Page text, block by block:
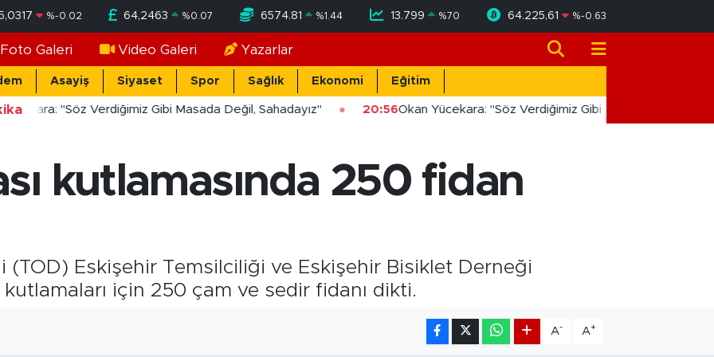
%-0.02 64,2463 %0.07 6574.81 %1.44 13.799 %70 64.225,61 %-0.63
Foto Galeri Video Galeri Yazarlar
Asayiş Siyaset Spor Sağlık Ekonomi Eğitim
"Söz Verdiğimiz Gibi Masada Değil, Sahadayız" 20:56Okan Yücekara: "Söz Verdiğimiz Gibi Masada Değil,
kutlamasında 250 fidan
(TOD) Eskişehir Temsilciliği ve Eskişehir Bisiklet Derneği
kutlamaları için 250 çam ve sedir fidanı dikti.
A- A+